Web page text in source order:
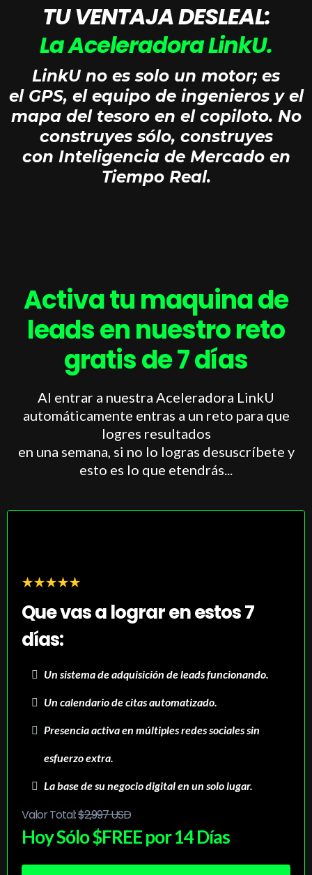
TU VENTAJA DESLEAL:
La Aceleradora LinkU.
LinkU no es solo un motor; es
el GPS, el equipo de ingenieros y el
mapa del tesoro en el copiloto. No
construyes sólo, construyes
con Inteligencia de Mercado en
Tiempo Real.
Activa tu maquina de
leads en nuestro reto
gratis de 7 días
Al entrar a nuestra Aceleradora LinkU
automáticamente entras a un reto para que
logres resultados
en una semana, si no lo logras desuscríbete y
esto es lo que etendrás...
Que vas a lograr en estos 7
días:
Un sistema de adquisición de leads funcionando.
Un calendario de citas automatizado.
Presencia activa en múltiples redes sociales sin
esfuerzo extra.
La base de su negocio digital en un solo lugar.
Valor Total:$2,997 USD
Hoy Sólo $FREE por 14 Días